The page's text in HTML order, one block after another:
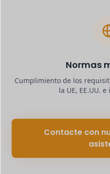
Normas
Cumplimiento de los
la UE, EE.UU.
Contacte con